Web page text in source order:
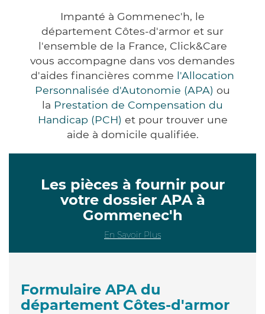
Impanté à Gommenec'h, le
département Côtes-d'armor et sur
l'ensemble de la France, Click&Care
vous accompagne dans vos demandes
d'aides financières comme l'Allocation
Personnalisée d'Autonomie (APA) ou
la Prestation de Compensation du
Handicap (PCH) et pour trouver une
aide à domicile qualifiée.
Les pièces à fournir pour
votre dossier APA à
Gommenec'h
En Savoir Plus
Formulaire APA du
département Côtes-d'armor